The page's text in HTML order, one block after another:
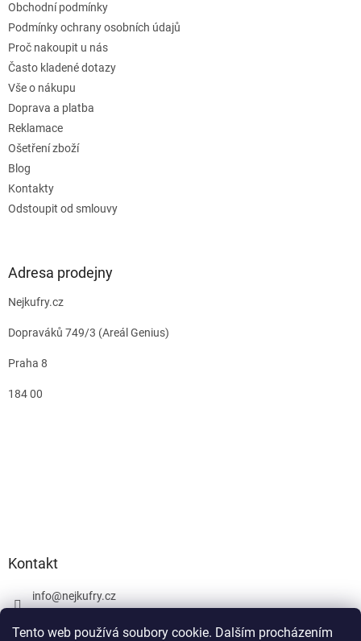
Tento web používá soubory cookie. Dalším procházením
Obchodní podmínky
Podmínky ochrany osobních údajů
Proč nakoupit u nás
Často kladené dotazy
Vše o nákupu
Doprava a platba
Reklamace
Ošetření zboží
Blog
Kontakty
Odstoupit od smlouvy
Adresa prodejny
Nejkufry.cz
Dopraváků 749/3 (Areál Genius)
Praha 8
184 00
Kontakt
info@nejkufry.cz